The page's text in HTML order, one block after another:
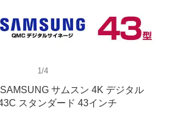
1/4
SAMSUNG サムスン 4K デジタル
スタンダード 43インチ